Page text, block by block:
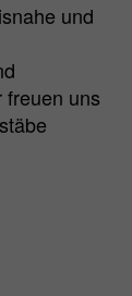
und
uns